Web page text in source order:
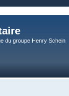
du groupe Henry Schein